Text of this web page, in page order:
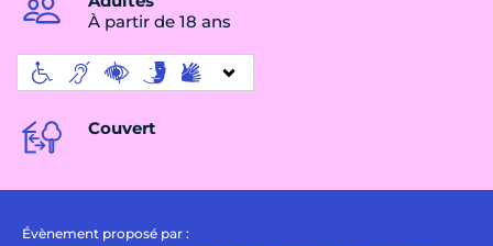
À partir de 18 ans
Couvert
Évènement proposé par :